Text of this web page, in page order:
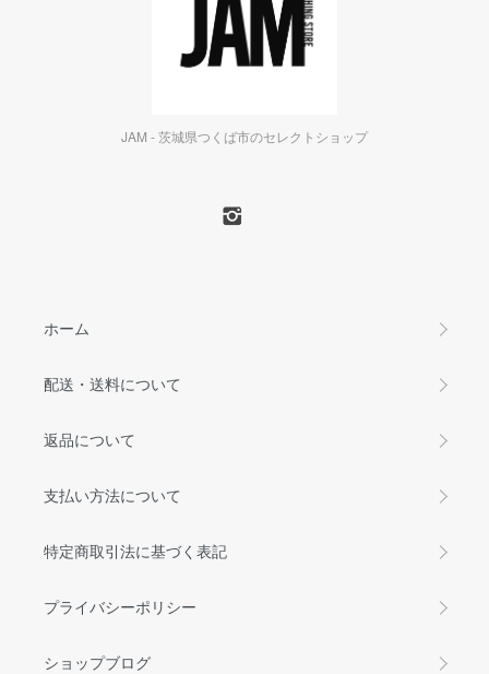
JAM - 茨城県つくば市のセレクトショップ
ホーム
配送・送料について
返品について
支払い方法について
特定商取引法に基づく表記
プライバシーポリシー
ショップブログ